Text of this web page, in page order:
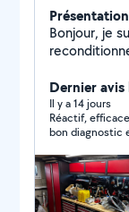
Présentation
Bonjour, je
avec plaisir
afin de
savoir
particuliers
N'hésitez
Dernier
Il y a 14 jours
Réactif, efficace,
bon diagnostic et a su
disponible si
machine suite à
appel à lui y
également